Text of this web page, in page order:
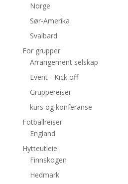
Norge
Sør-Amerika
Svalbard
For grupper
Arrangement selskap
Event - Kick off
Gruppereiser
kurs og konferanse
Fotballreiser
England
Hytteutleie
Finnskogen
Hedmark